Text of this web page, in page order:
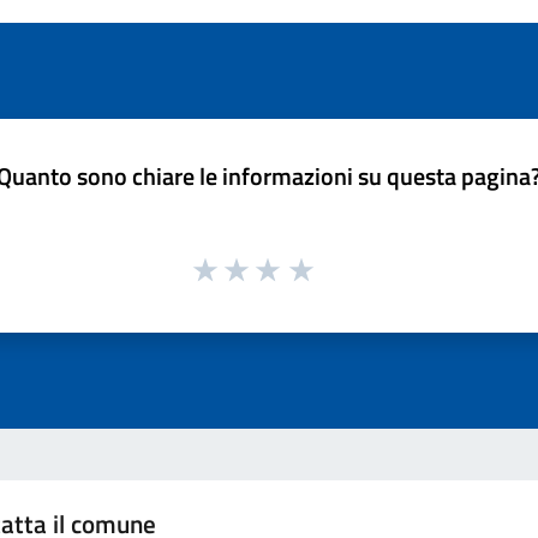
sono chiare le informazioni su questa
il comune